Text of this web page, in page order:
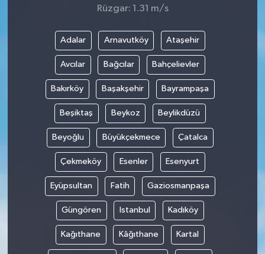
Rüzgar: 1.31 m/s
Adalar Arnavutköy Ataşehir
Avcılar Bağcılar Bahçelievler
Bakırköy Başakşehir Bayrampaşa
Beşiktaş Beykoz Beylikdüzü
Beyoğlu Büyükçekmece Çatalca
Çekmeköy Esenler Esenyurt
Eyüpsultan Fatih Gaziosmanpaşa
Güngören Istanbul Kadıköy
Kağıthane Kâğıthane Kartal